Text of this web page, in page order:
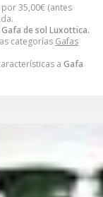
por35,00€ (antes
Gafa de sol Luxottica.
categorías Gafas
a Gafa